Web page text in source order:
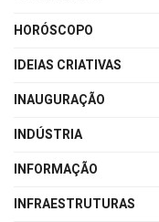
HORÓSCOPO
IDEIAS CRIATIVAS
INAUGURAÇÃO
INDÚSTRIA
INFORMAÇÃO
INFRAESTRUTURAS